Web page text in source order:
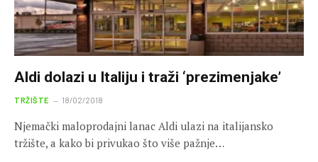
Aldi dolazi u Italiju i traži ‘prezimenjake’
TRŽIŠTE 18/02/2018
Njemački maloprodajni lanac Aldi ulazi na italijansko
tržište, a kako bi privukao što više pažnje…